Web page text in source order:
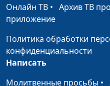
Жизнь будущего века
Воскресение из
мертвых
Онлайн ТВ • Архив ТВ
приложение
Политика обработки
конфиденциальности
Написать
Молитвенные просьбы •